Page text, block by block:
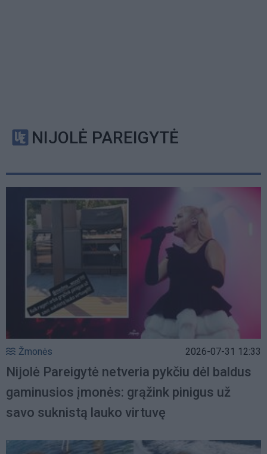
NIJOLĖ PAREIGYTĖ
Žmonės 2026-07-31 12:33
Nijolė Pareigytė netveria pykčiu dėl baldus
gaminusios įmonės: grąžink pinigus už
savo suknistą lauko virtuvę